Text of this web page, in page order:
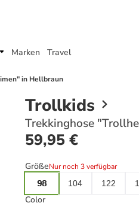
Marken Travel
in Hellbraun
Trollkids
Trekkinghose
59,95 €
GrößeNur noch 3 verfügbar
98
104 122
Color